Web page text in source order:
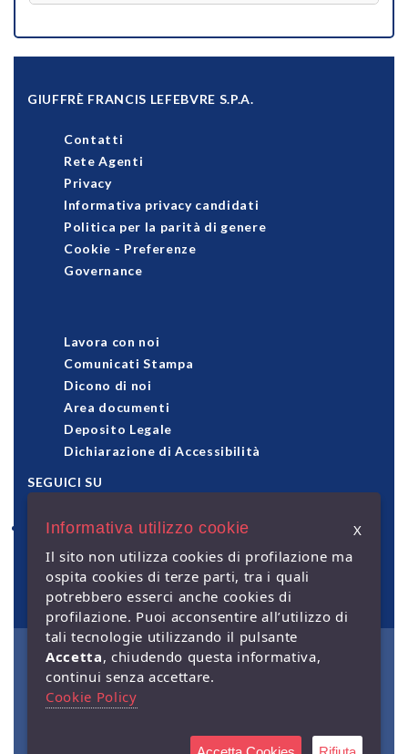
GIUFFRÈ FRANCIS LEFEBVRE S.P.A.
Contatti
Rete Agenti
Privacy
Informativa privacy candidati
Politica per la parità di genere
Cookie - Preferenze
Governance
Lavora con noi
Comunicati Stampa
Dicono di noi
Area documenti
Deposito Legale
Dichiarazione di Accessibilità
SEGUICI SU
pagamenti accettati
© Giuffrè Francis Lefebvre
S.p.A. - Capitale Sociale €
socio unico. Società soggetta
alla direzione e coordinamento
Informativa utilizzo cookie
X
Il sito non utilizza cookies di profilazione ma
ospita cookies di terze parti, tra i quali
potrebbero esserci anche cookies di
profilazione. Puoi acconsentire all’utilizzo di
tali tecnologie utilizzando il pulsante
Accetta, chiudendo questa informativa,
continui senza accettare.
Cookie Policy